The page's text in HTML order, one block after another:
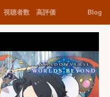
視聴者数 高評価 Blog